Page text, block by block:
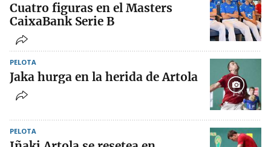
Cuatro figuras en el Masters
CaixaBank Serie B
PELOTA
Jaka hurga en la herida de Artola
PELOTA